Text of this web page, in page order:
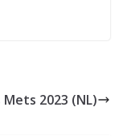
2023 (NL)